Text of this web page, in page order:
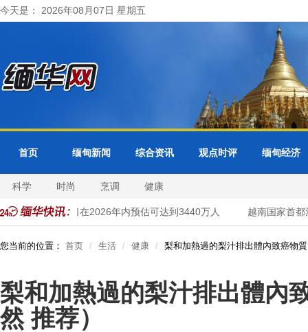
今天是： 2026年08月07日 星期五
首页 缅甸新闻 综合资讯 观点时评 缅甸经济
科学 时尚 烹调 健康
西亚国家人口在2026年内预估可达到3440万人 越南国家首都河
您当前的位置： 首页 生活 健康 梨和加熱過的梨汁排出體內致癌物
梨和加熱過的梨汁排出體內
然 推荐）